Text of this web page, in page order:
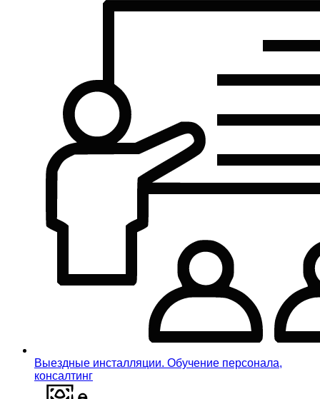
Выездные инсталляции. Обучение персонала,
консалтинг